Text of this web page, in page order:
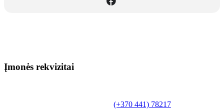
Įmonės rekvizitai
(+370 441) 78217